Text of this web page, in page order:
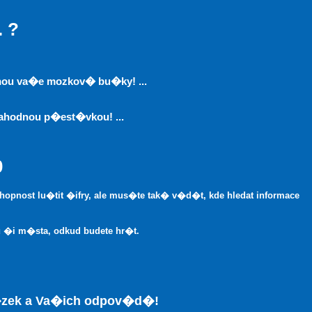
?
va�e mozkov� bu�ky! ...
p�est�vkou! ...
lu�tit �ifry, ale mus�te tak� v�d�t, kde hledat informace
m�sta, odkud budete hr�t.
a Va�ich odpov�d�!